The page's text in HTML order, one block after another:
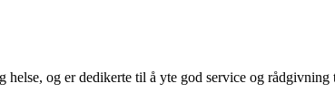
og er dedikerte til å yte god service og